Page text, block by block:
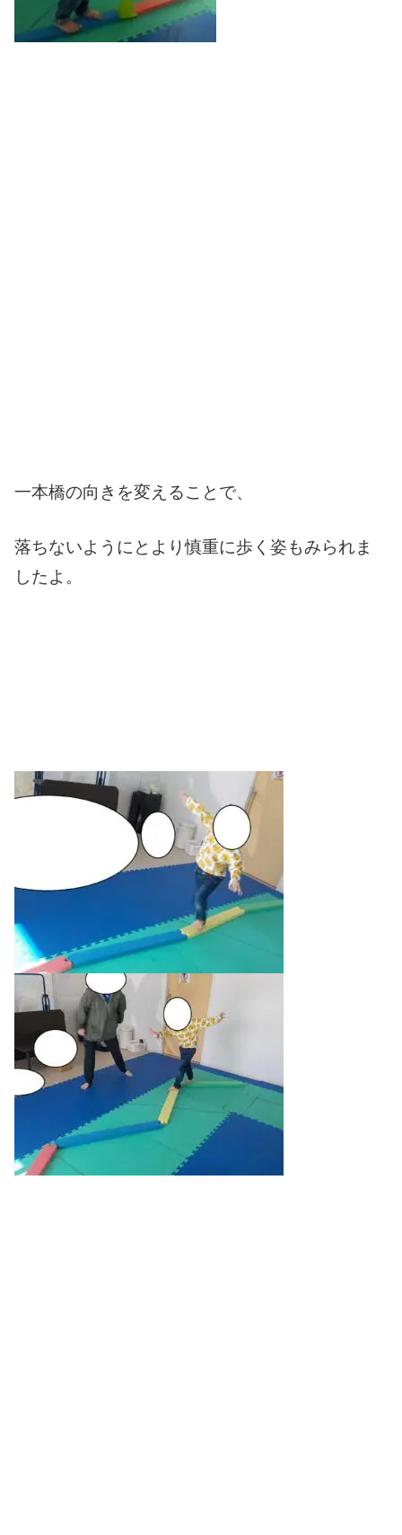
一本橋の向きを変えることで、
落ちないようにとより慎重に歩く姿もみられま
したよ。